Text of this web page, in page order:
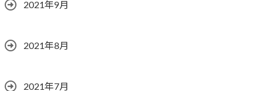
2021年9月
2021年8月
2021年7月